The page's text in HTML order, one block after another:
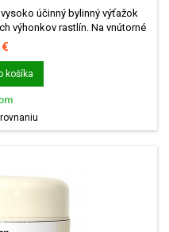
účinný bylinný výťažok
výhonkov rastlín. Na vnútorné
výhonkov – pupeňov.
pozitívne pri reumatoidnej
u osteoporózy.
košíka